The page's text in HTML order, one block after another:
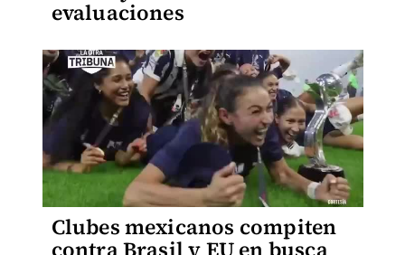
evaluaciones
Clubes mexicanos compiten